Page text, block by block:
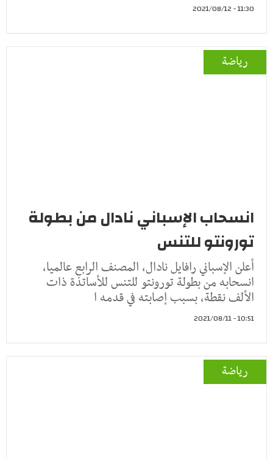
11:30 - 2021/08/12
رياضة
انسحاب الإسباني نادال من بطولة
تورونتو للتنس
أعلن الإسباني رافايل نادال، المصنف الرابع عالميا،
انسحابه من بطولة تورونتو للتنس للأساتذة ذات
الألف نقطة، بسبب إصابته في قدمه ا
10:51 - 2021/08/11
رياضة